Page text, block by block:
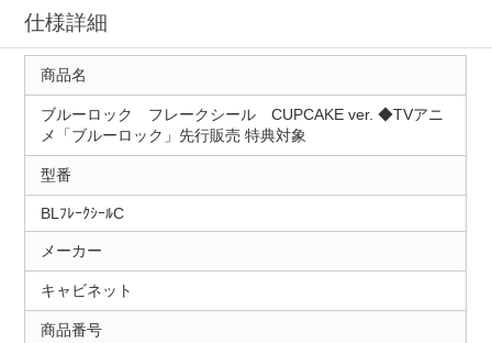
仕様詳細
商品名
ブルーロック フレークシール CUPCAKE ver. ◆TVアニ
メ「ブルーロック」先行販売 特典対象
型番
BLﾌﾚｰｸｼｰﾙC
メーカー
キャビネット
商品番号